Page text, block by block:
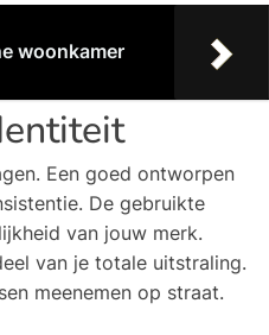
woonkamer
Een goed ontworpen
De gebruikte
van jouw merk.
van je totale uitstraling.
meenemen op straat.